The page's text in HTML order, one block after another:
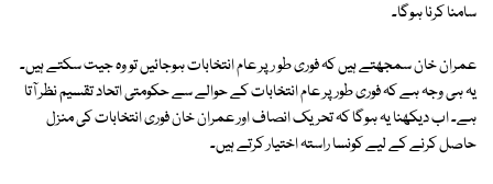
سامنا کرنا ہوگا۔
عمران خان سمجھتے ہیں کہ فوری طو رپر عام انتخابات ہوجائیں تو وہ جیت سکتے ہیں۔
یہ ہی وجہ ہے کہ فوری طور پر عام انتخابات کے حوالے سے حکومتی اتحاد تقسیم نظر آتا
ہے۔ اب دیکھنا یہ ہوگا کہ تحریک انصاف اور عمران خان فوری انتخابات کی منزل
حاصل کرنے کے لیے کونسا راستہ اختیار کرتے ہیں۔